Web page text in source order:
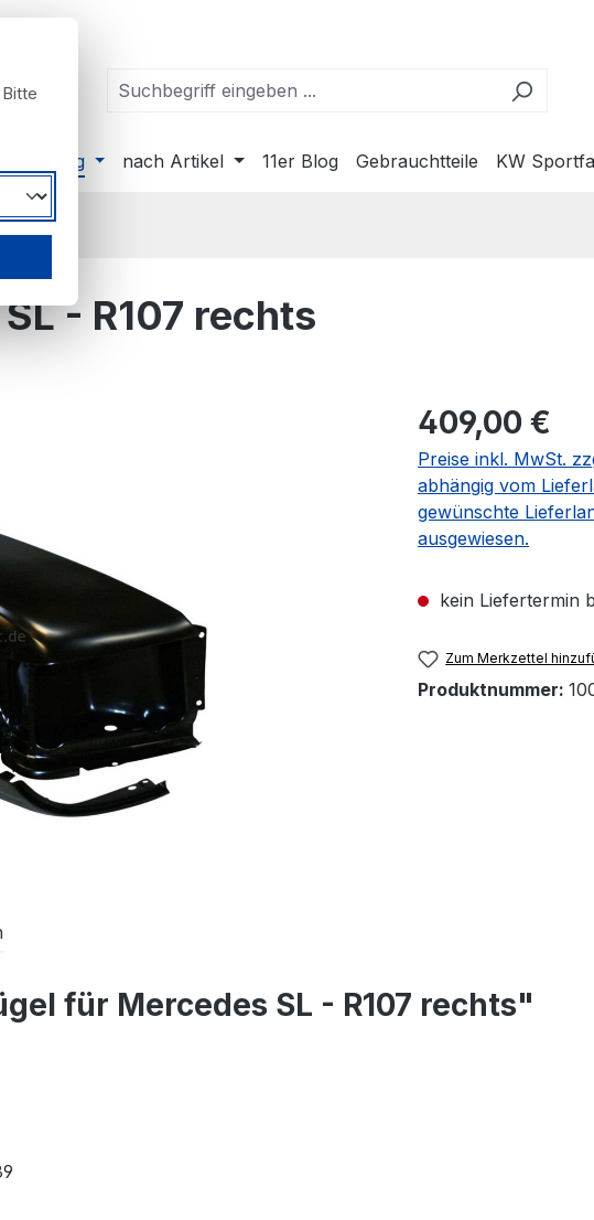
Fahrzeug nach Artikel 11er Blog Gebrauchtteile KW
- R107 rechts
Regulärer Preis:
409,00 €
Preise inkl. MwSt.
abhängig vom
gewünschte
ausgewiesen.
kein Liefertermin
Zum Merkzettel
Produktnummer:
für Mercedes SL - R107 rechts"